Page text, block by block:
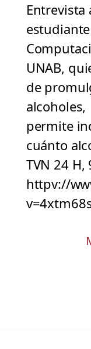
Entrevista
UNAB,
de
permite
cuánto
TVN 24
httpv://